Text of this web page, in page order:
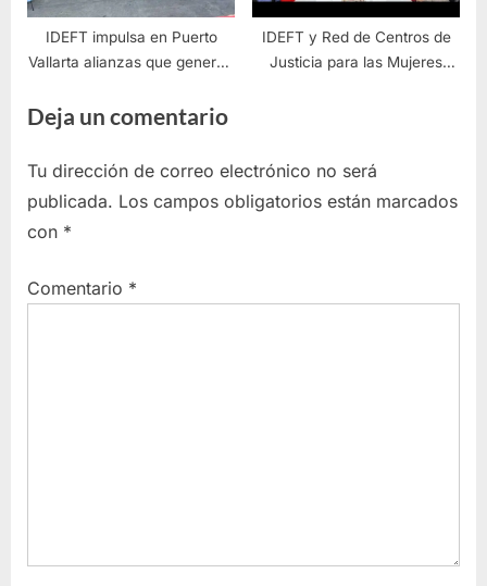
IDEFT impulsa en Puerto
Vallarta alianzas que generan
real
IDEFT y Red de Centros de
Justicia para las Mujeres
Deja un comentario
Tu dirección de correo electrónico no será
publicada. Los campos obligatorios están marcados
con *
Comentario *